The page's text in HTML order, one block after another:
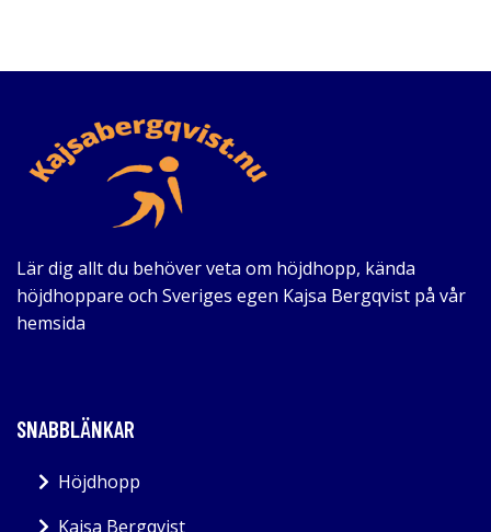
Lär dig allt du behöver veta om höjdhopp, kända
höjdhoppare och Sveriges egen Kajsa Bergqvist på vår
hemsida
SNABBLÄNKAR
Höjdhopp
Kajsa Bergqvist